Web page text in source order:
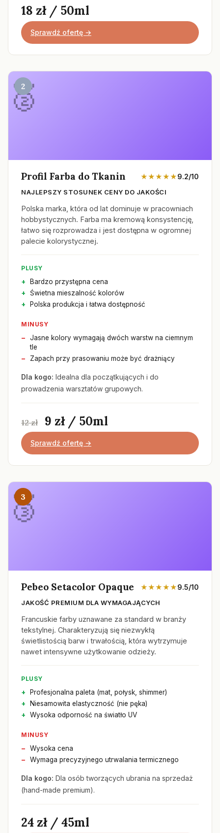
18 zł / 50ml
Sprawdź ofertę →
2
Profil Farba do Tkanin ★★★★★9.2/10
NAJLEPSZY STOSUNEK CENY DO JAKOŚCI
Polska marka, która od lat dominuje w pracowniach
hobbystycznych. Farba ma kremową konsystencję,
łatwo się rozprowadza i jest dostępna w ogromnej
palecie kolorystycznej.
PLUSY
Bardzo przystępna cena
Świetna mieszalność kolorów
Polska produkcja i łatwa dostępność
MINUSY
Jasne kolory wymagają dwóch warstw na ciemnym
tle
Zapach przy prasowaniu może być drażniący
Dla kogo: Idealna dla początkujących i do
prowadzenia warsztatów grupowych.
12 zł 9 zł / 50ml
Sprawdź ofertę →
3
Pebeo Setacolor Opaque ★★★★★9.5/10
JAKOŚĆ PREMIUM DLA WYMAGAJĄCYCH
Francuskie farby uznawane za standard w branży
tekstylnej. Charakteryzują się niezwykłą
świetlistością barw i trwałością, która wytrzymuje
nawet intensywne użytkowanie odzieży.
PLUSY
Profesjonalna paleta (mat, połysk, shimmer)
Niesamowita elastyczność (nie pęka)
Wysoka odporność na światło UV
MINUSY
Wysoka cena
Wymaga precyzyjnego utrwalania termicznego
Dla kogo: Dla osób tworzących ubrania na sprzedaż
(hand-made premium).
24 zł / 45ml